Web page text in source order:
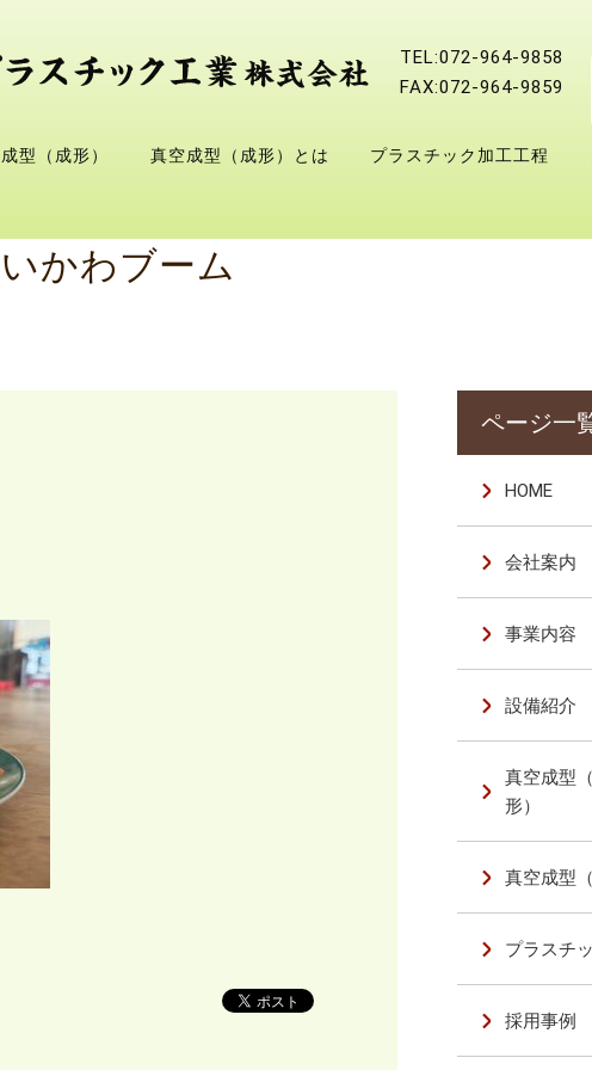
TEL:072-964-9858
FAX:072-964-9859
型（成形） 真空成型（成形）とは プラスチック加工工程
かわブーム
HOME
会社案内
事業内容
設備紹介
真空成型
形）
真空成型
プラスチ
採用事例